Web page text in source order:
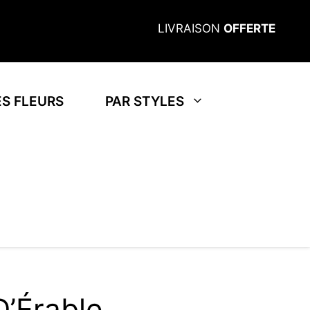
LIVRAISON OFFERTE
FLEURS PAR STYLES